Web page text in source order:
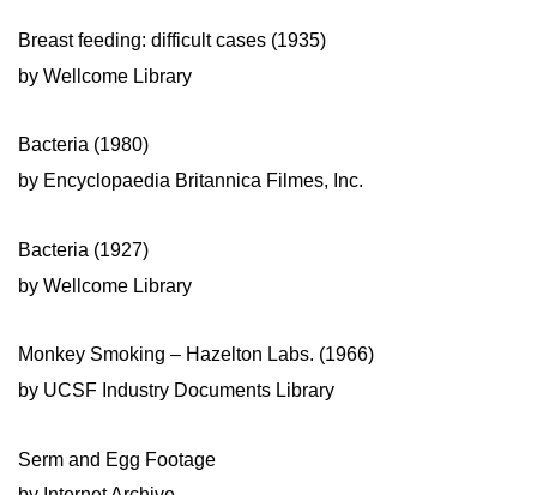
Breast feeding: difficult cases (1935)
by Wellcome Library
Bacteria (1980)
by Encyclopaedia Britannica Filmes, Inc.
Bacteria (1927)
by Wellcome Library
Monkey Smoking – Hazelton Labs. (1966)
by UCSF Industry Documents Library
Serm and Egg Footage